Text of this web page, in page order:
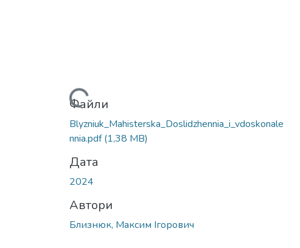
Вантажиться...
Файли
Blyzniuk_Mahisterska_Doslidzhennia_i_vdoskonale
nnia.pdf(1,38 MB)
Дата
2024
Автори
Близнюк, Максим Ігорович